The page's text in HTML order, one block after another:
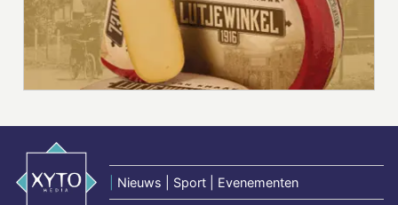
Nieuws | Sport | Evenementen